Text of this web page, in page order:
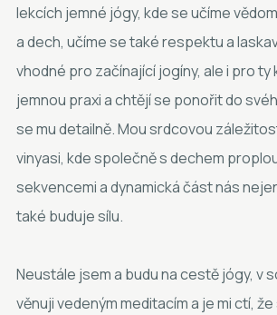
lekcích jemné jógy, kde se učíme
a dech, učíme se také respektu a
vhodné pro začínající jogíny, ale i pro ty
jemnou praxi a chtějí se ponořit do
se mu detailně. Mou srdcovou
vinyasi, kde společně s dechem
sekvencemi a dynamická část nás
také buduje sílu.
Neustále jsem a budu na cestě jógy, v
věnuji vedeným meditacím a je mi ctí,